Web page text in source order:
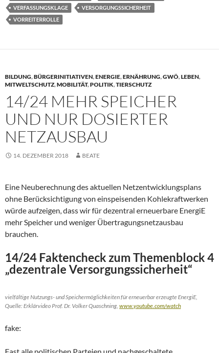
VERFASSUNGSKLAGE
VERSORGUNGSSICHERHEIT
VORREITERROLLE
BILDUNG,BÜRGERINITIATIVEN,ENERGIE,ERNÄHRUNG,GWÖ,LEBEN,
MITWELTSCHUTZ,MOBILITÄT,POLITIK,TIERSCHUTZ
14/24 MEHR SPEICHER
UND NUR DOSIERTER
NETZAUSBAU
14. DEZEMBER 2018 BEATE
Eine Neuberechnung des aktuellen Netzentwicklungsplans
ohne Berücksichtigung von einspeisenden Kohlekraftwerken
würde aufzeigen, dass wir für dezentral erneuerbare EnergiE
mehr Speicher und weniger Übertragungsnetzausbau
brauchen.
14/24 Faktencheck zum Themenblock 4
„dezentrale Versorgungssicherheit“
vielfältige Nutzungs- und Speichermöglichkeiten für erneuerbar erzeugte EnergiE,
Quelle: Erklärvideo Prof. Dr. Volker Quaschning, www.youtube.com/watch
fake: